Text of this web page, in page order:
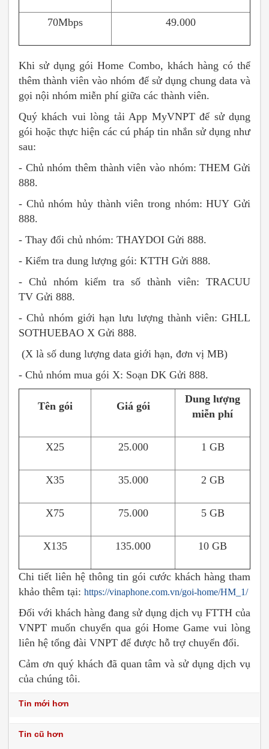
70Mbps 49.000
Khi sử dụng gói Home Combo, khách hàng có thể
thêm thành viên vào nhóm để sử dụng chung data và
gọi nội nhóm miễn phí giữa các thành viên.
Quý khách vui lòng tải App MyVNPT để sử dụng
gói hoặc thực hiện các cú pháp tin nhắn sử dụng như
sau:
- Chủ nhóm thêm thành viên vào nhóm: THEM Gửi
888.
- Chủ nhóm hủy thành viên trong nhóm: HUY Gửi
888.
- Thay đổi chủ nhóm: THAYDOI Gửi 888.
- Kiểm tra dung lượng gói: KTTH Gửi 888.
- Chủ nhóm kiểm tra số thành viên: TRACUU
TV Gửi 888.
- Chủ nhóm giới hạn lưu lượng thành viên: GHLL
SOTHUEBAO X Gửi 888.
(X là số dung lượng data giới hạn, đơn vị MB)
- Chủ nhóm mua gói X: Soạn DK Gửi 888.
Tên gói Giá gói
Dung lượng
miễn phí
X25 25.000 1 GB
X35 35.000 2 GB
X75 75.000 5 GB
X135 135.000 10 GB
Chi tiết liên hệ thông tin gói cước khách hàng tham
khảo thêm tại: https://vinaphone.com.vn/goi-home/HM_1/
Đối với khách hàng đang sử dụng dịch vụ FTTH của
VNPT muốn chuyển qua gói Home Game vui lòng
liên hệ tổng đài VNPT để được hỗ trợ chuyển đổi.
Cảm ơn quý khách đã quan tâm và sử dụng dịch vụ
của chúng tôi.
Tin mới hơn
Tin cũ hơn